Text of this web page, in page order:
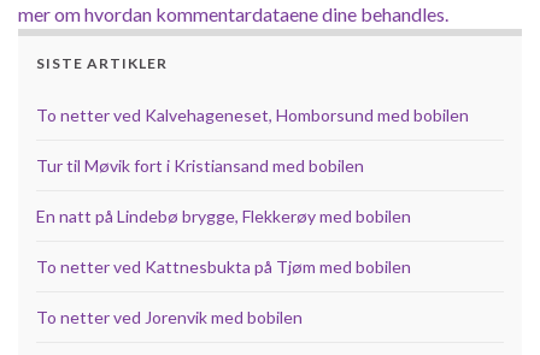
mer om hvordan kommentardataene dine behandles.
SISTE ARTIKLER
To netter ved Kalvehageneset, Homborsund med bobilen
Tur til Møvik fort i Kristiansand med bobilen
En natt på Lindebø brygge, Flekkerøy med bobilen
To netter ved Kattnesbukta på Tjøm med bobilen
To netter ved Jorenvik med bobilen